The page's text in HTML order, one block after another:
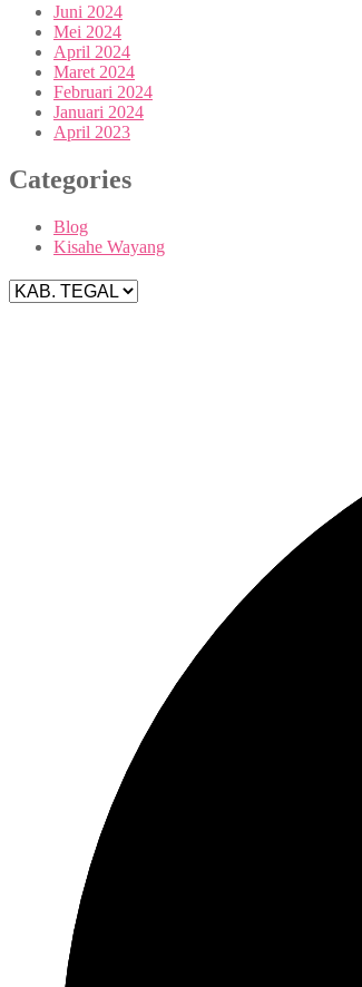
Juni 2024
Mei 2024
April 2024
Maret 2024
Februari 2024
Januari 2024
April 2023
Categories
Blog
Kisahe Wayang